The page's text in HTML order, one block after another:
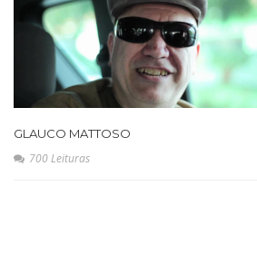
GLAUCO MATTOSO
700 Leituras